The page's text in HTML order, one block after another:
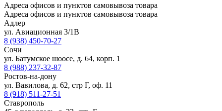
Адреса офисов и пунктов самовывоза товара
Адреса офисов и пунктов самовывоза товара
Адлер
ул. Авиационная 3/1В
8 (938) 450-70-27
Сочи
ул. Батумское шоосе, д. 64, корп. 1
8 (988) 237-32-87
Ростов-на-дону
ул. Вавилова, д. 62, стр Г, оф. 11
8 (918) 511-27-51
Ставрополь